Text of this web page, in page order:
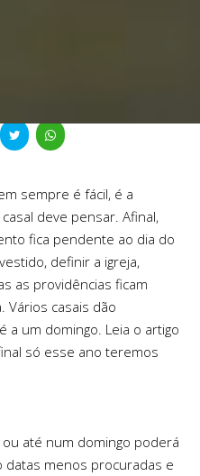
sempre é fácil, é a
deve pensar. Afinal,
fica pendente ao dia do
definir a igreja,
as providências ficam
Vários casais dão
um domingo. Leia o artigo
só esse ano teremos
até num domingo poderá
datas menos procuradas e